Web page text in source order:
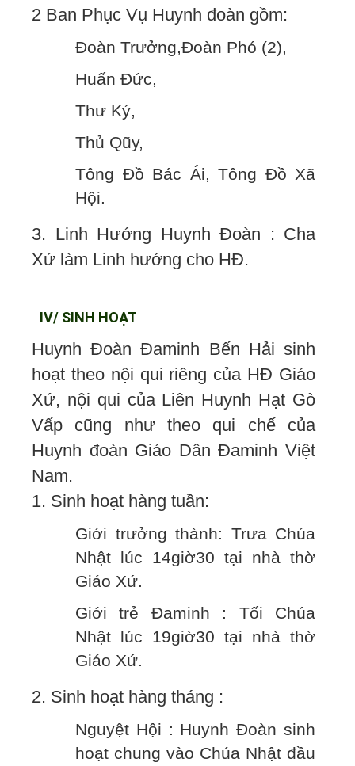
2 Ban Phục Vụ Huynh đoàn gồm:
Đoàn Trưởng,Đoàn Phó (2),
Huấn Đức,
Thư Ký,
Thủ Qũy,
Tông Đồ Bác Ái, Tông Đồ Xã
Hội.
3. Linh Hướng Huynh Đoàn : Cha
Xứ làm Linh hướng cho HĐ.
IV/ SINH HOẠT
Huynh Đoàn Đaminh Bến Hải sinh
hoạt theo nội qui riêng của HĐ Giáo
Xứ, nội qui của Liên Huynh Hạt Gò
Vấp cũng như theo qui chế của
Huynh đoàn Giáo Dân Đaminh Việt
Nam.
1. Sinh hoạt hàng tuần:
Giới trưởng thành: Trưa Chúa
Nhật lúc 14giờ30 tại nhà thờ
Giáo Xứ.
Giới trẻ Đaminh : Tối Chúa
Nhật lúc 19giờ30 tại nhà thờ
Giáo Xứ.
2. Sinh hoạt hàng tháng :
Nguyệt Hội : Huynh Đoàn sinh
hoạt chung vào Chúa Nhật đầu